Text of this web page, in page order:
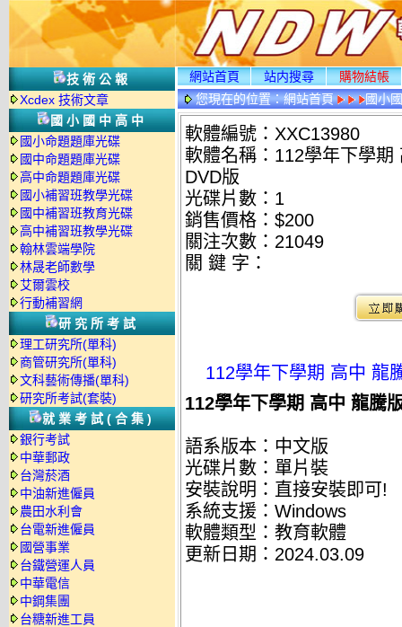
技術公報
Xcdex 技術文章
國小國中高中
國小命題題庫光碟
國中命題題庫光碟
高中命題題庫光碟
國小補習班教學光碟
國中補習班教育光碟
高中補習班教學光碟
翰林雲端學院
林晟老師數學
艾爾雲校
行動補習網
研究所考試
理工研究所(單科)
商管研究所(單科)
文科藝術傳播(單科)
研究所考試(套裝)
就業考試(合集)
銀行考試
中華郵政
台灣菸酒
中油新進僱員
農田水利會
台電新進僱員
國營事業
台鐵營運人員
中華電信
中鋼集團
台糖新進工員
網站首頁 站内搜尋
購物結帳
您現在的位置：網站首頁 國小
軟體編號：XXC13980
軟體名稱：112學年下學
DVD版
光碟片數：1
銷售價格：$200
關注次數： 21049
關 鍵 字：
112學年下學期 高中 龍
112學年下學期 高中 龍騰
語系版本：中文版
光碟片數：單片裝
安裝說明：直接安裝即可!
系統支援：Windows
軟體類型：教育軟體
更新日期：2024.03.09